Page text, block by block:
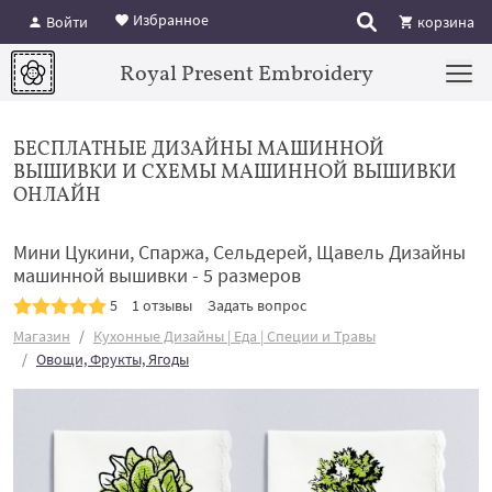
Войти Избранное корзина
Royal Present Embroidery
БЕСПЛАТНЫЕ ДИЗАЙНЫ МАШИННОЙ
ВЫШИВКИ И СХЕМЫ МАШИННОЙ ВЫШИВКИ
ОНЛАЙН
Мини Цукини, Спаржа, Сельдерей, Щавель Дизайны
машинной вышивки - 5 размеров
5 1 отзывы
Задать вопрос
Магазин
Кухонные Дизайны | Еда | Специи и Травы
Овощи, Фрукты, Ягоды